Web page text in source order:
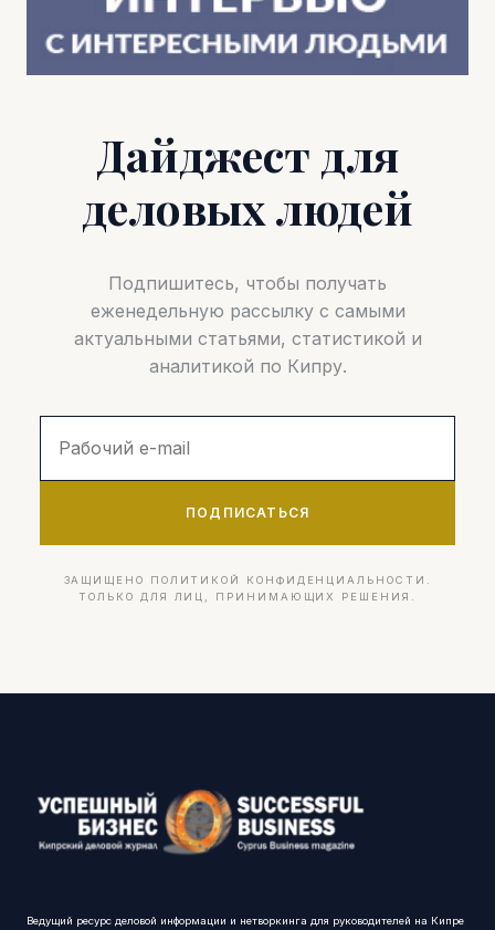
Дайджест для
деловых людей
Подпишитесь, чтобы получать
еженедельную рассылку с самыми
актуальными статьями, статистикой и
аналитикой по Кипру.
ПОДПИСАТЬСЯ
ЗАЩИЩЕНО ПОЛИТИКОЙ КОНФИДЕНЦИАЛЬНОСТИ.
ТОЛЬКО ДЛЯ ЛИЦ, ПРИНИМАЮЩИХ РЕШЕНИЯ.
Ведущий ресурс деловой информации и нетворкинга для руководителей на Кипре